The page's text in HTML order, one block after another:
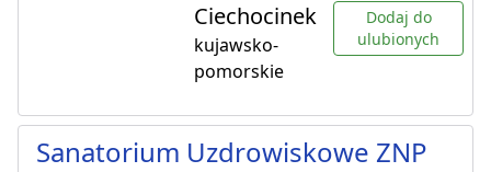
Ciechocinek
kujawsko-
pomorskie
Dodaj do
ulubionych
Sanatorium Uzdrowiskowe ZNP